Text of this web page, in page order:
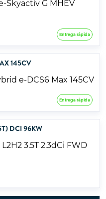
Entrega rápida
145CV
Entrega rápida
DCI 96KW